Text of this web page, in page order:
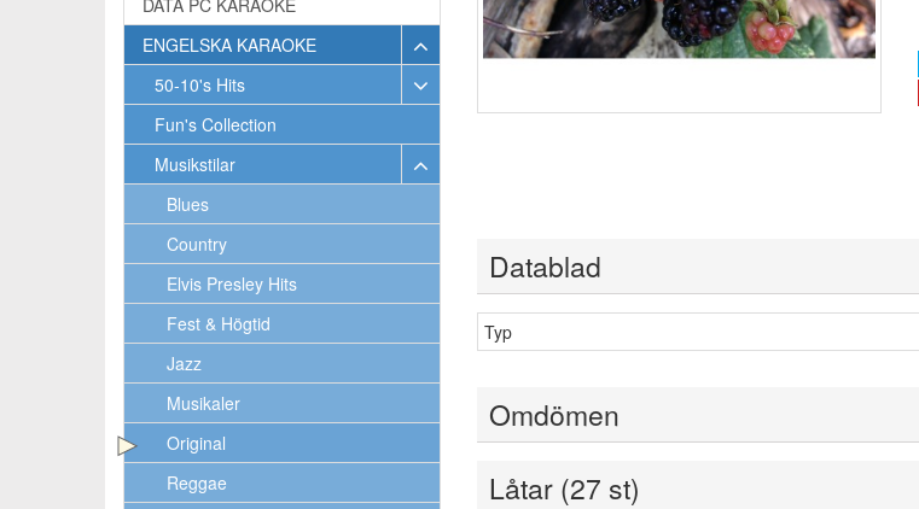
DATA PC KARAOKE
ENGELSKA KARAOKE
50-10's Hits
Fun's Collection
Musikstilar
Blues
Country
Elvis Presley Hits
Fest & Högtid
Jazz
Musikaler
Original
Reggae
Datablad
Typ
Omdömen
Låtar (27 st)